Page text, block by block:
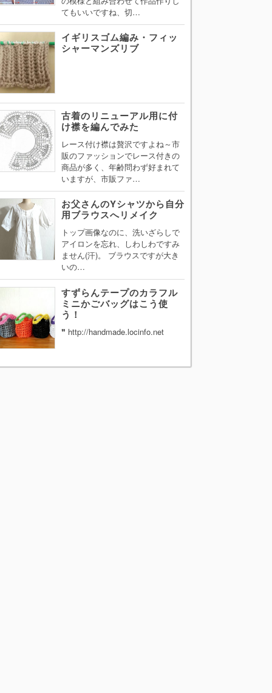
てもいいですね、切…
イギリスゴム編み・フィッ
シャーマンズリブ
古着のリニューアル用に付
け襟を編んでみた
レース付け襟は贅沢ですよね～市
販のファッションでレース付きの
商品が多く、年齢問わず好まれて
いますが、市販ファ…
お父さんのYシャツから自分
用ブラウスへリメイク
トップ画像なのに、洗いざらしで
アイロンを忘れ、しわしわですみ
ません(汗)。 ブラウスですが大き
いの…
すずらんテープのカラフル
ミニかごバッグはこう使
う！
❞ http://handmade.locinfo.net